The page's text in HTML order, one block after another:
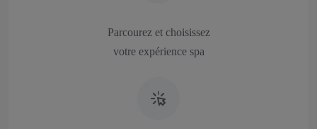
Parcourez et choisissez
votre expérience spa